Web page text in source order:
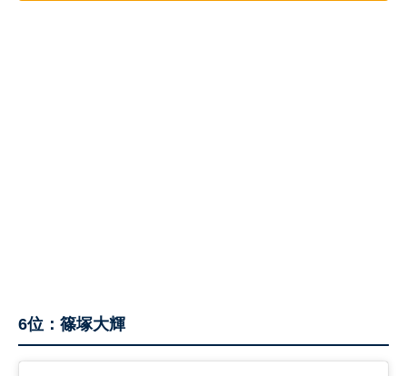
6位：篠塚大輝